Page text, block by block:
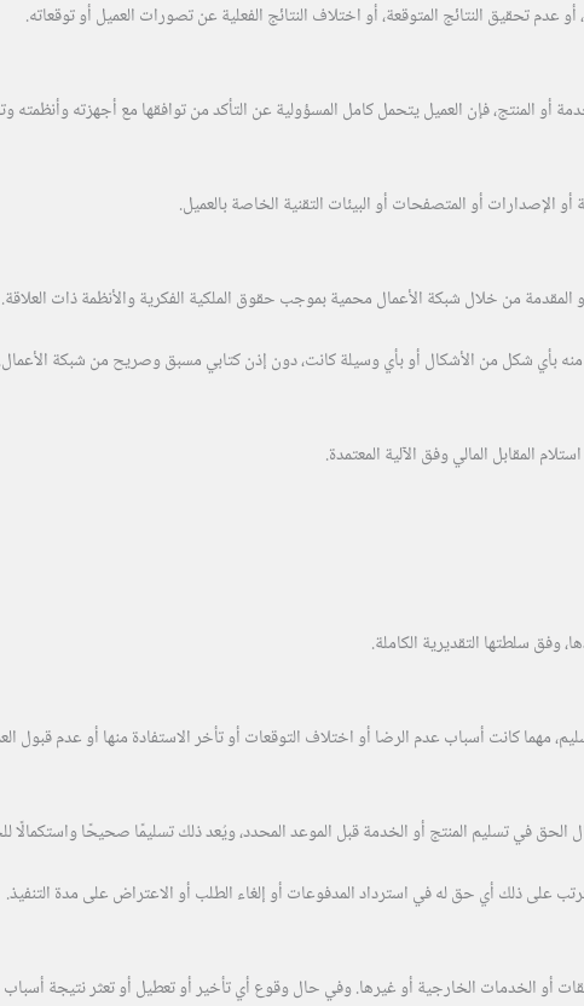
عدم تحقيق النتائج المتوقعة، أو اختلاف النتائج الفعلية عن تصورات العميل أو توقعاته.
المنتج، فإن العميل يتحمل كامل المسؤولية عن التأكد من توافقها مع أجهزته وأنظمته
الإصدارات أو المتصفحات أو البيئات التقنية الخاصة بالعميل.
من خلال شبكة الأعمال محمية بموجب حقوق الملكية الفكرية والأنظمة ذات العلاقة.
منه بأي شكل من الأشكال أو بأي وسيلة كانت، دون إذن كتابي مسبق وصريح من شبكة الأعمال.
المقابل المالي وفق الآلية المعتمدة.
وفق سلطتها التقديرية الكاملة.
مهما كانت أسباب عدم الرضا أو اختلاف التوقعات أو تأخر الاستفادة منها أو عدم قبول
الحق في تسليم المنتج أو الخدمة قبل الموعد المحدد، ويُعد ذلك تسليمًا صحيحًا واستكمالًا
على ذلك أي حق له في استرداد المدفوعات أو إلغاء الطلب أو الاعتراض على مدة التنفيذ.
أو الخدمات الخارجية أو غيرها. وفي حال وقوع أي تأخير أو تعطيل أو تعثر نتيجة